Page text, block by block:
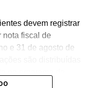
da campanha”,
devem registrar
nota fiscal de
e 31 de agosto de